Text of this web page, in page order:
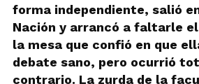
forma independiente, salió
Nación y arrancó a faltarle
la mesa que confió en que
debate sano, pero ocurrió
contrario. La zurda de la